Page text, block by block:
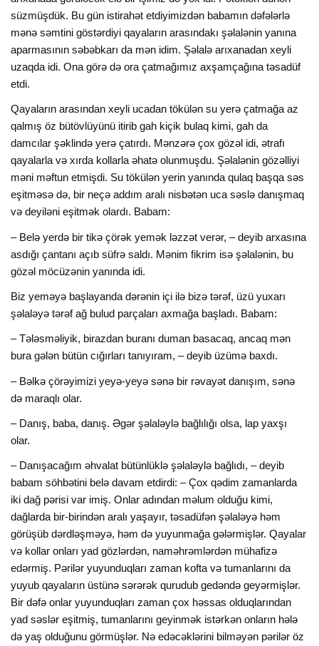
süzmüşdük. Bu gün istirahət etdiyimizdən babamın dəfələrlə
mənə səmtini göstərdiyi qayaların arasındakı şəlalənin yanına
aparmasının səbəbkarı da mən idim. Şəlalə arıxanadan xeyli
uzaqda idi. Ona görə də ora çatmağımız axşamçağına təsadüf
etdi.
Qayaların arasından xeyli ucadan tökülən su yerə çatmağa az
qalmış öz bütövlüyünü itirib gah kiçik bulaq kimi, gah da
damcılar şəklində yerə çatırdı. Mənzərə çox gözəl idi, ətrafı
qayalarla və xırda kollarla əhatə olunmuşdu. Şəlalənin gözəlliyi
məni məftun etmişdi. Su tökülən yerin yanında qulaq başqa səs
eşitməsə də, bir neçə addım aralı nisbətən uca səslə danışmaq
və deyiləni eşitmək olardı. Babam:
– Belə yerdə bir tikə çörək yemək ləzzət verər, – deyib arxasına
asdığı çantanı açıb süfrə saldı. Mənim fikrim isə şəlalənin, bu
gözəl möcüzənin yanında idi.
Biz yeməyə başlayanda dərənin içi ilə bizə tərəf, üzü yuxarı
şəlaləyə tərəf ağ bulud parçaları axmağa başladı. Babam:
– Tələsməliyik, birazdan buranı duman basacaq, ancaq mən
bura gələn bütün cığırları tanıyıram, – deyib üzümə baxdı.
– Bəlkə çörəyimizi yeyə-yeyə sənə bir rəvayət danışım, sənə
də maraqlı olar.
– Danış, baba, danış. Əgər şəlaləylə bağlılığı olsa, lap yaxşı
olar.
– Danışacağım əhvalat bütünlüklə şəlaləylə bağlıdı, – deyib
babam söhbətini belə davam etdirdi: – Çox qədim zamanlarda
iki dağ pərisi var imiş. Onlar adından məlum olduğu kimi,
dağlarda bir-birindən aralı yaşayır, təsadüfən şəlaləyə həm
görüşüb dərdləşməyə, həm də yuyunmağa gələrmişlər. Qayalar
və kollar onları yad gözlərdən, naməhrəmlərdən mühafizə
edərmiş. Pərilər yuyunduqları zaman kofta və tumanlarını da
yuyub qayaların üstünə sərərək qurudub gedəndə geyərmişlər.
Bir dəfə onlar yuyunduqları zaman çox həssas olduqlarından
yad səslər eşitmiş, tumanlarını geyinmək istərkən onların hələ
də yaş olduğunu görmüşlər. Nə edəcəklərini bilməyən pərilər öz